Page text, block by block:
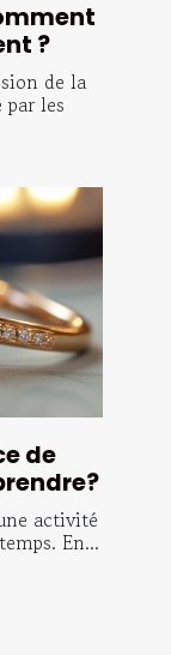
?
de la
par les
de
activité
En...